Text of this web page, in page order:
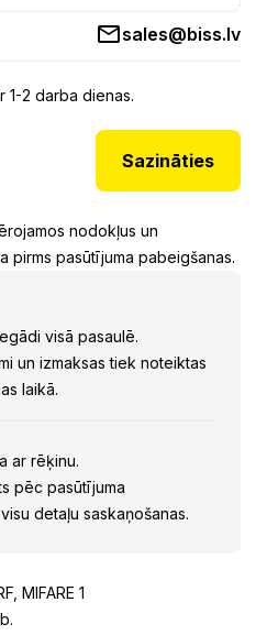
sales@biss.lv
1-2 darba dienas.
Sazināties
nodokļus un
pirms pasūtījuma pabeigšanas.
visā pasaulē.
un izmaksas tiek noteiktas
laikā.
ar rēķinu.
pēc pasūtījuma
detaļu saskaņošanas.
MIFARE 1